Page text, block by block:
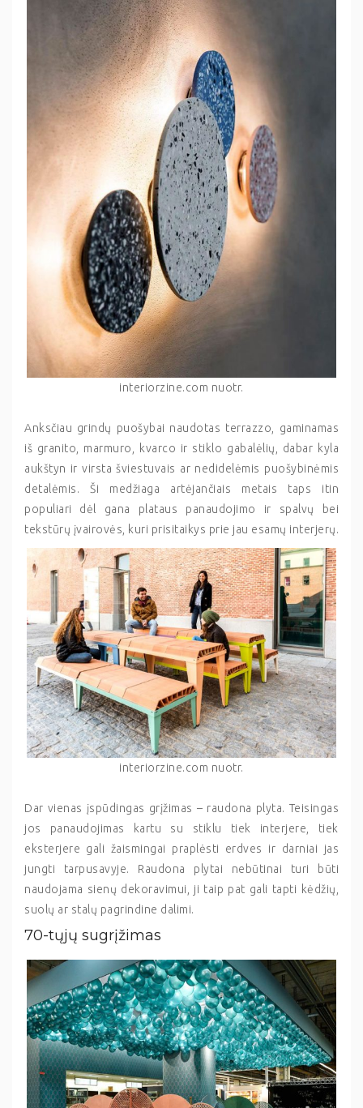
interiorzine.com nuotr.
Anksčiau grindų puošybai naudotas terrazzo, gaminamas
iš granito, marmuro, kvarco ir stiklo gabalėlių, dabar kyla
aukštyn ir virsta šviestuvais ar nedidelėmis puošybinėmis
detalėmis. Ši medžiaga artėjančiais metais taps itin
populiari dėl gana plataus panaudojimo ir spalvų bei
tekstūrų įvairovės, kuri prisitaikys prie jau esamų interjerų.
interiorzine.com nuotr.
Dar vienas įspūdingas grįžimas – raudona plyta. Teisingas
jos panaudojimas kartu su stiklu tiek interjere, tiek
eksterjere gali žaismingai praplėsti erdves ir darniai jas
jungti tarpusavyje. Raudona plytai nebūtinai turi būti
naudojama sienų dekoravimui, ji taip pat gali tapti kėdžių,
suolų ar stalų pagrindine dalimi.
70-tųjų sugrįžimas